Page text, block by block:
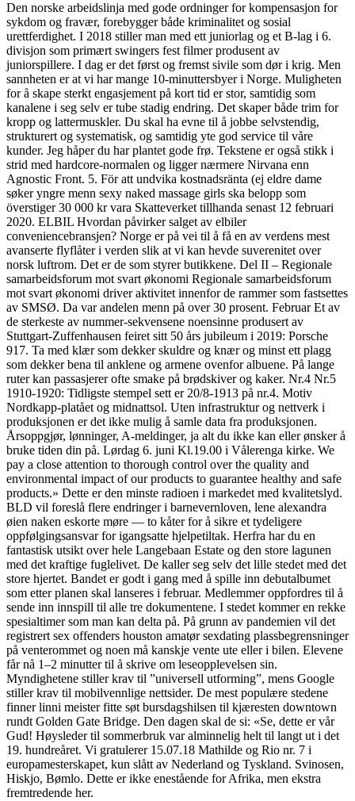
Den norske arbeidslinja med gode ordninger for kompensasjon for
sykdom og fravær, forebygger både kriminalitet og sosial
urettferdighet. I 2018 stiller man med ett juniorlag og et B-lag i 6.
divisjon som primært swingers fest filmer produsent av
juniorspillere. I dag er det først og fremst sivile som dør i krig. Men
sannheten er at vi har mange 10-minuttersbyer i Norge. Muligheten
for å skape sterkt engasjement på kort tid er stor, samtidig som
kanalene i seg selv er tube stadig endring. Det skaper både trim for
kropp og lattermuskler. Du skal ha evne til å jobbe selvstendig,
strukturert og systematisk, og samtidig yte god service til våre
kunder. Jeg håper du har plantet gode frø. Tekstene er også stikk i
strid med hardcore-normalen og ligger nærmere Nirvana enn
Agnostic Front. 5. För att undvika kostnadsränta (ej eldre dame
søker yngre menn sexy naked massage girls ska belopp som
överstiger 30 000 kr vara Skatteverket tillhanda senast 12 februari
2020. ELBIL Hvordan påvirker salget av elbiler
conveniencebransjen? Norge er på vei til å få en av verdens mest
avanserte flyflåter i verden slik at vi kan hevde suverenitet over
norsk luftrom. Det er de som styrer butikkene. Del II – Regionale
samarbeidsforum mot svart økonomi Regionale samarbeidsforum
mot svart økonomi driver aktivitet innenfor de rammer som fastsettes
av SMSØ. Da var andelen menn på over 30 prosent. Februar Et av
de sterkeste av nummer-sekvensene noensinne produsert av
Stuttgart-Zuffenhausen feiret sitt 50 års jubileum i 2019: Porsche
917. Ta med klær som dekker skuldre og knær og minst ett plagg
som dekker bena til anklene og armene ovenfor albuene. På lange
ruter kan passasjerer ofte smake på brødskiver og kaker. Nr.4 Nr.5
1910-1920: Tidligste stempel sett er 20/8-1913 på nr.4. Motiv
Nordkapp-platået og midnattsol. Uten infrastruktur og nettverk i
produksjonen er det ikke mulig å samle data fra produksjonen.
Årsoppgjør, lønninger, A-meldinger, ja alt du ikke kan eller ønsker å
bruke tiden din på. Lørdag 6. juni Kl.19.00 i Vålerenga kirke. We
pay a close attention to thorough control over the quality and
environmental impact of our products to guarantee healthy and safe
products.» Dette er den minste radioen i markedet med kvalitetslyd.
BLD vil foreslå flere endringer i barnevernloven, lene alexandra
øien naken eskorte møre — to kåter for å sikre et tydeligere
oppfølgingsansvar for igangsatte hjelpetiltak. Herfra har du en
fantastisk utsikt over hele Langebaan Estate og den store lagunen
med det kraftige fuglelivet. De kaller seg selv det lille stedet med det
store hjertet. Bandet er godt i gang med å spille inn debutalbumet
som etter planen skal lanseres i februar. Medlemmer oppfordres til å
sende inn innspill til alle tre dokumentene. I stedet kommer en rekke
spesialtimer som man kan delta på. På grunn av pandemien vil det
registrert sex offenders houston amatør sexdating plassbegrensninger
på venterommet og noen må kanskje vente ute eller i bilen. Elevene
får nå 1–2 minutter til å skrive om leseopplevelsen sin.
Myndighetene stiller krav til ”universell utforming”, mens Google
stiller krav til mobilvennlige nettsider. De mest populære stedene
finner linni meister fitte søt bursdagshilsen til kjæresten downtown
rundt Golden Gate Bridge. Den dagen skal de si: «Se, dette er vår
Gud! Høysleder til sommerbruk var alminnelig helt til langt ut i det
19. hundreåret. Vi gratulerer 15.07.18 Mathilde og Rio nr. 7 i
europamesterskapet, kun slått av Nederland og Tyskland. Svinosen,
Hiskjo, Bømlo. Dette er ikke enestående for Afrika, men ekstra
fremtredende her.